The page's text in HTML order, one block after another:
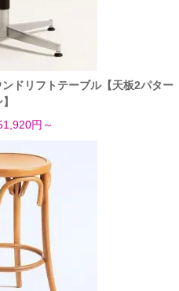
ドリフトテーブル【天板2パター
円～